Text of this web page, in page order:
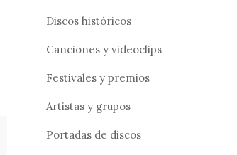
Discos históricos
Canciones y videoclips
Festivales y premios
Artistas y grupos
Portadas de discos